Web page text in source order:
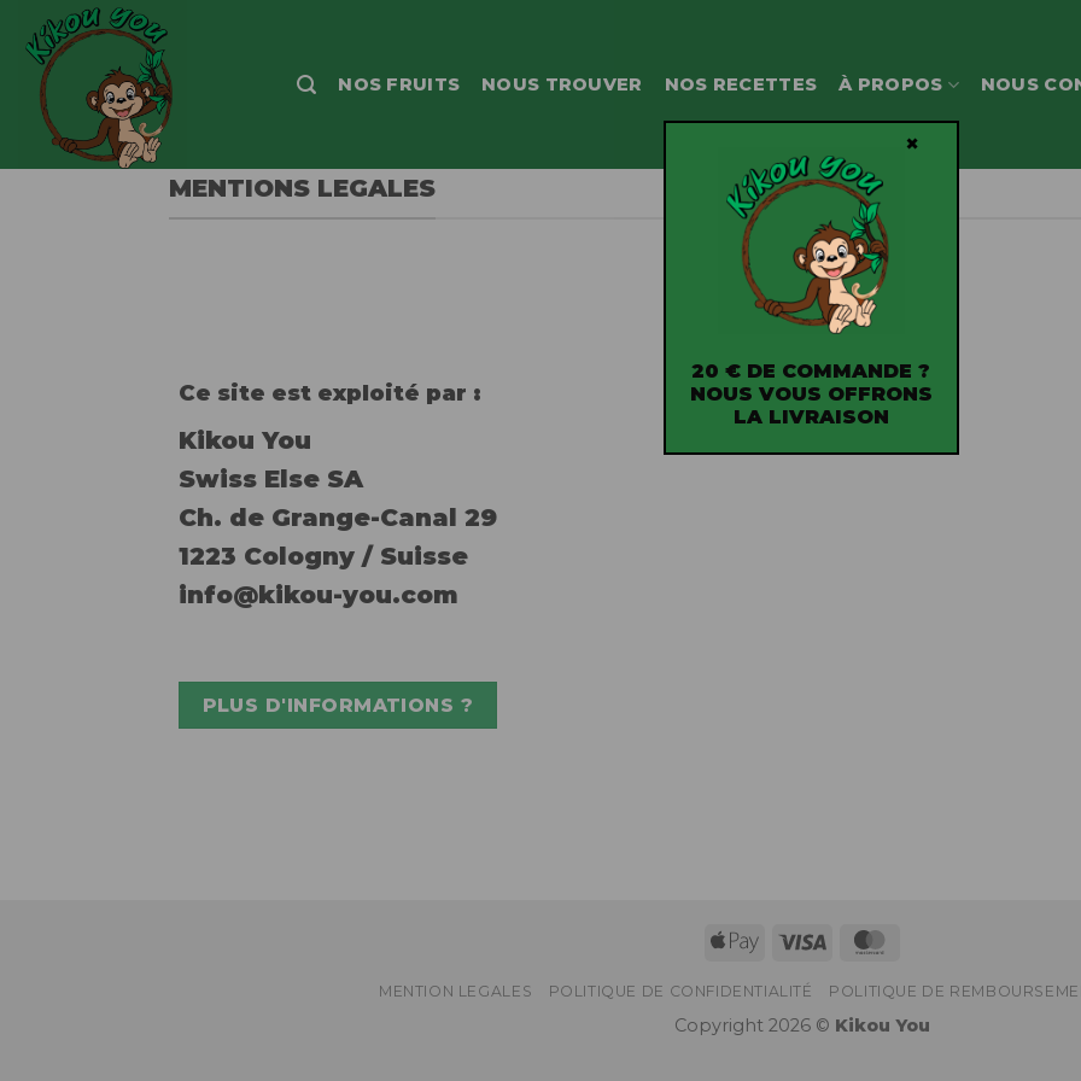
Passer
contenu
NOS FRUITS NOUS TROUVER NOS RECETTES À PROPOS NOUS
MENTIONS LEGALES
Ce site est exploité par :
Kikou You
Swiss Else SA
Ch. de Grange-Canal 29
1223 Cologny / Suisse
info@kikou-you.com
PLUS D'INFORMATIONS ?
Apple
Visa
MENTION LEGALES POLITIQUE DE CONFIDENTIALITÉ POLITIQUE DE
Copyright 2026 © Kikou You
20 € DE COMMANDE ?
NOUS VOUS OFFRONS
LA LIVRAISON
×